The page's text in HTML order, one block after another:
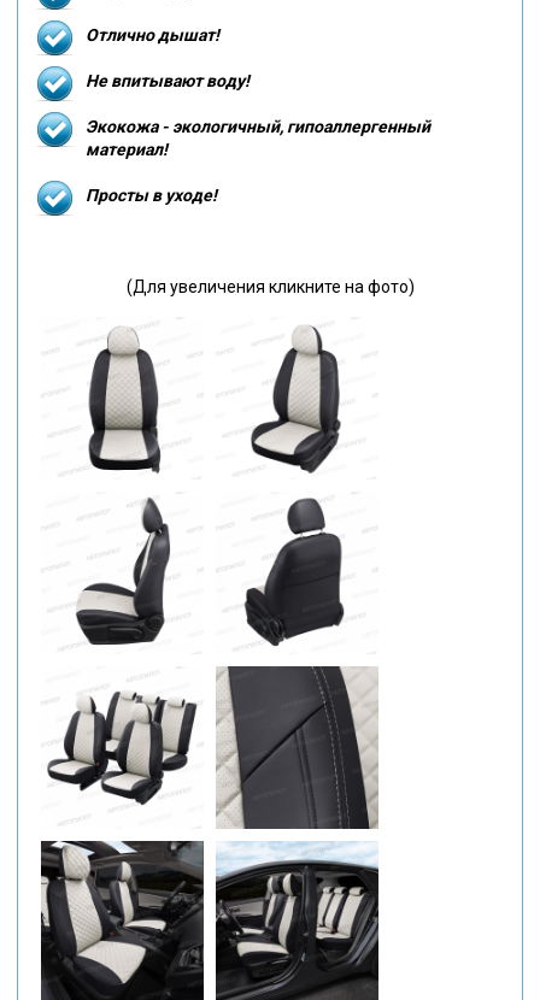
Отлично дышат!
Не впитывают воду!
Экокожа - экологичный, гипоаллергенный
материал!
Просты в уходе!
(Для увеличения кликните на фото)